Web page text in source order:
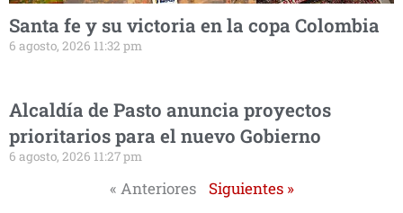
Santa fe y su victoria en la copa Colombia
6 agosto, 2026 11:32 pm
Alcaldía de Pasto anuncia proyectos
prioritarios para el nuevo Gobierno
6 agosto, 2026 11:27 pm
« Anteriores Siguientes »